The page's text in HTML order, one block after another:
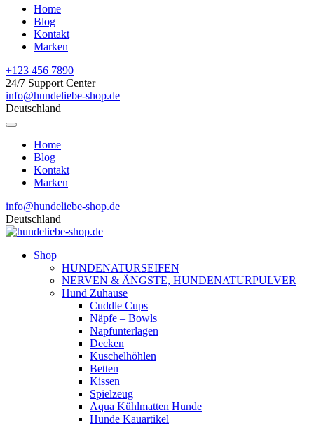
Home
Blog
Kontakt
Marken
+123 456 7890
24/7 Support Center
info@hundeliebe-shop.de
Deutschland
Home
Blog
Kontakt
Marken
info@hundeliebe-shop.de
Deutschland
Shop
HUNDENATURSEIFEN
NERVEN & ÄNGSTE, HUNDENATURPULVER
Hund Zuhause
Cuddle Cups
Näpfe – Bowls
Napfunterlagen
Decken
Kuschelhöhlen
Betten
Kissen
Spielzeug
Aqua Kühlmatten Hunde
Hunde Kauartikel